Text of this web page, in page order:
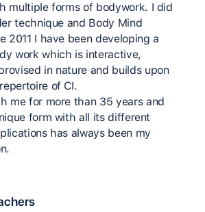
multiple forms of bodywork. I did
technique and Body Mind
2011 I have been developing a
work which is interactive,
in nature and builds upon
of CI.
me for more than 35 years and
form with all its different
has always been my